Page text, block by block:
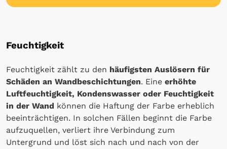
Feuchtigkeit
Feuchtigkeit zählt zu den häufigsten Auslösern für
Schäden an Wandbeschichtungen. Eine erhöhte
Luftfeuchtigkeit, Kondenswasser oder Feuchtigkeit
in der Wand können die Haftung der Farbe erheblich
beeinträchtigen. In solchen Fällen beginnt die Farbe
aufzuquellen, verliert ihre Verbindung zum
Untergrund und löst sich nach und nach von der